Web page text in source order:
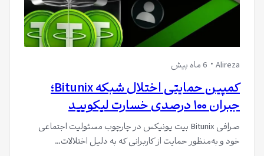
Alireza 6 ماه پیش
کمپین حمایتی اختلال شبکه Bitunix؛
جبران ۱۰۰ درصدی خسارت لیکویید
صرافی Bitunix بیت یونیکس در چارچوب مسئولیت اجتماعی
خود و به‌منظور حمایت از کاربرانی که به دلیل اختلالات…